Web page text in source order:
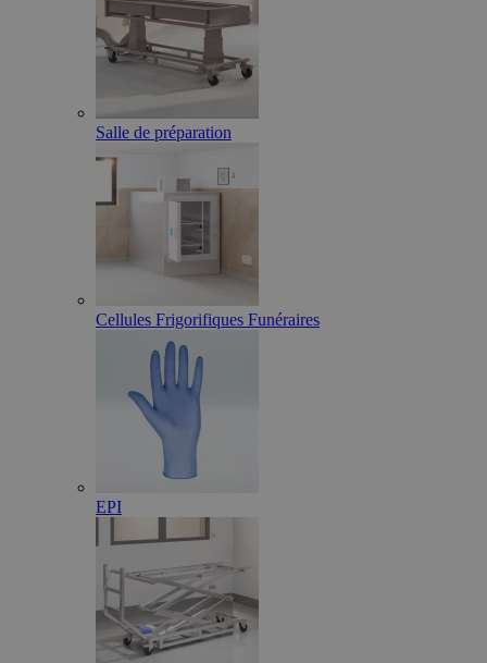
Salle de préparation
Cellules Frigorifiques Funéraires
EPI